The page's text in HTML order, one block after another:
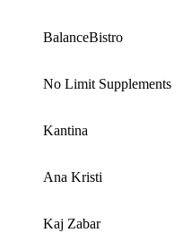
BalanceBistro
No Limit Supplements
Kantina
Ana Kristi
Kaj Zabar